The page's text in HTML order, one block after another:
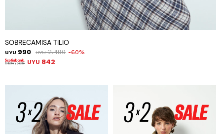
SOBRECAMISA TILIO
UYU 990 UYU 2.490 60
UYU 842